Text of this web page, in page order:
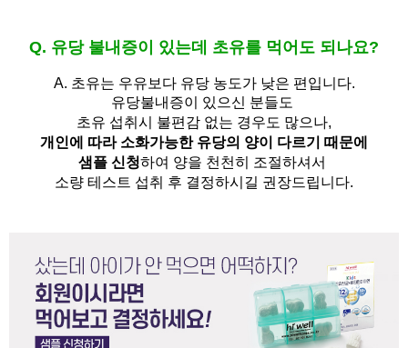
Q. 유당 불내증이 있는데 초유를 먹어도 되나요?
A. 초유는 우유보다 유당 농도가 낮은 편입니다.
유당불내증이 있으신 분들도
초유 섭취시 불편감 없는 경우도 많으나,
개인에 따라 소화가능한 유당의 양이 다르기 때문에
샘플 신청하여 양을 천천히 조절하셔서
소량 테스트 섭취 후 결정하시길 권장드립니다.